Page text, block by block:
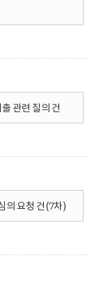
관련 질의 건
의 요청 건(7차)